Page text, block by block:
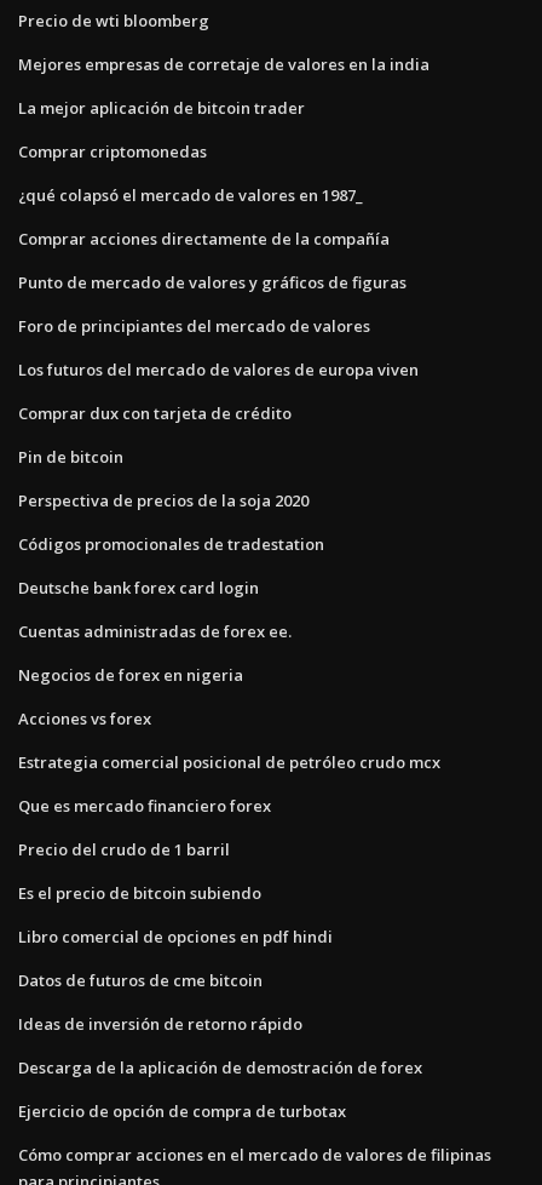
Precio de wti bloomberg
Mejores empresas de corretaje de valores en la india
La mejor aplicación de bitcoin trader
Comprar criptomonedas
¿qué colapsó el mercado de valores en 1987_
Comprar acciones directamente de la compañía
Punto de mercado de valores y gráficos de figuras
Foro de principiantes del mercado de valores
Los futuros del mercado de valores de europa viven
Comprar dux con tarjeta de crédito
Pin de bitcoin
Perspectiva de precios de la soja 2020
Códigos promocionales de tradestation
Deutsche bank forex card login
Cuentas administradas de forex ee.
Negocios de forex en nigeria
Acciones vs forex
Estrategia comercial posicional de petróleo crudo mcx
Que es mercado financiero forex
Precio del crudo de 1 barril
Es el precio de bitcoin subiendo
Libro comercial de opciones en pdf hindi
Datos de futuros de cme bitcoin
Ideas de inversión de retorno rápido
Descarga de la aplicación de demostración de forex
Ejercicio de opción de compra de turbotax
Cómo comprar acciones en el mercado de valores de filipinas